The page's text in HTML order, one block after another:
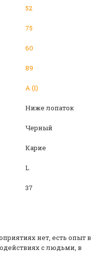
52
75
60
89
А (1)
Ниже лопаток
Черный
Карие
L
37
нет, есть опыт в
с людьми, в